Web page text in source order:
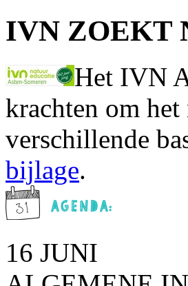
IVN ZOEKT
Het IVN
krachten om
verschillende
bijlage.
16 JUNI